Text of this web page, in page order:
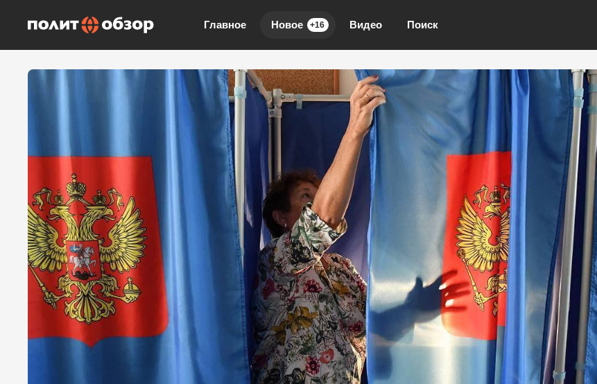
Главное Новое +16 Видео Поиск